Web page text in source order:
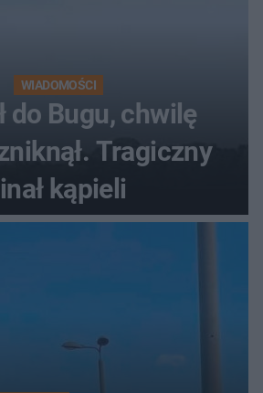
WIADOMOŚCI
do Bugu, chwilę
Tragiczny
kąpieli